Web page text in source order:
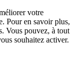
votre
Pour en savoir plus,
Vous pouvez, à tout
souhaitez activer.